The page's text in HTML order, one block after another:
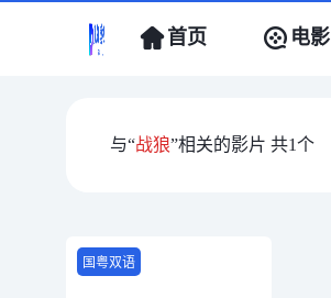
首页 电影
与“战狼”相关的影片 共1个
国粤双语